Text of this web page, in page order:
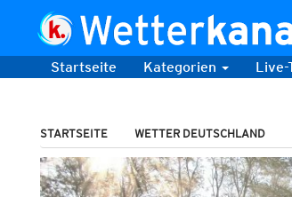
Startseite Kategorien Live-
STARTSEITE WETTER DEUTSCHLAND